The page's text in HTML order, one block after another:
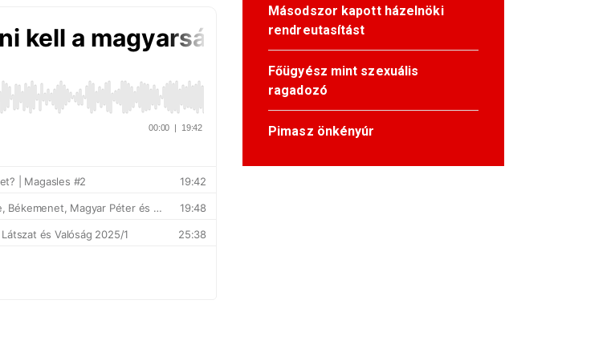
Másodszor kapott házelnöki
rendreutasítást
Főügyész mint szexuális
ragadozó
Pimasz önkényúr